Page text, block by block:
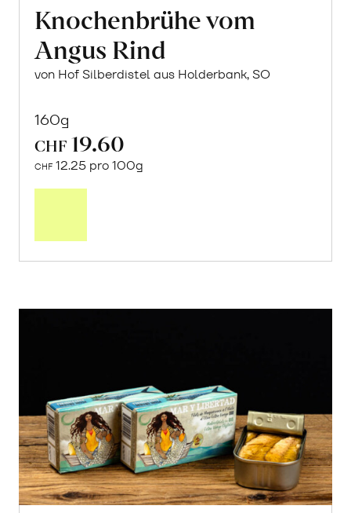
Knochenbrühe vom
Angus Rind
von Hof Silberdistel aus Holderbank, SO
160g
CHF 19.60
CHF 12.25 pro 100g